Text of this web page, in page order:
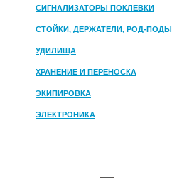
СИГНАЛИЗАТОРЫ ПОКЛЕВКИ
СТОЙКИ, ДЕРЖАТЕЛИ, РОД-ПОДЫ
УДИЛИЩА
ХРАНЕНИЕ И ПЕРЕНОСКА
ЭКИПИРОВКА
ЭЛЕКТРОНИКА